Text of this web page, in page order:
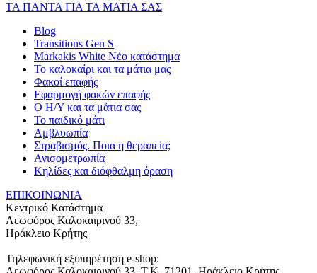
ΤΑ ΠΑΝΤΑ ΓΙΑ ΤΑ ΜΑΤΙΑ ΣΑΣ
Blog
Transitions Gen S
Markakis White Νέο κατάστημα
Το καλοκαίρι και τα μάτια μας
Φακοί επαφής
Εφαρμογή φακών επαφής
Ο Η/Υ και τα μάτια σας
Το παιδικό μάτι
Αμβλυωπία
Στραβισμός. Ποια η θεραπεία;
Ανισομετρωπία
Κηλίδες και διόφθαλμη όραση
ΕΠΙΚΟΙΝΩΝΙΑ
Κεντρικό Κατάστημα
Λεωφόρος Καλοκαιρινού 33,
Ηράκλειο Κρήτης
Τηλεφωνική εξυπηρέτηση e-shop: